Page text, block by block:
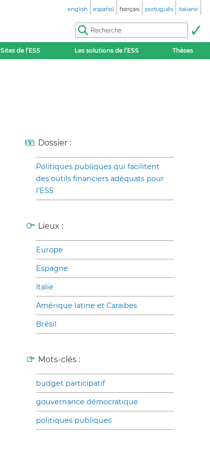
english español français português italiano
Sites de l’ESS Les solutions de l’ESS Thèses
Dossier :
Politiques publiques qui facilitent
des outils financiers adéquats pour
l’ESS
Lieux :
Europe
Espagne
Italie
Amérique latine et Caraïbes
Brésil
Mots-clés :
budget participatif
gouvernance démocratique
politiques publiques